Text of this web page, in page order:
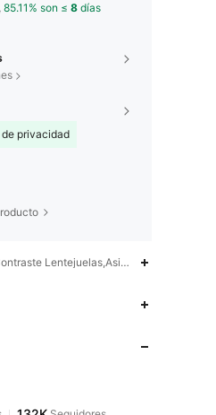
85.11% son ≤ 8 días
privacidad
Lentejuelas,Asimétrico,Drapeado